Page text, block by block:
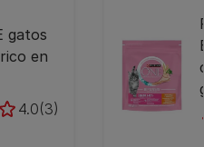
gatos
en
4.0(3)